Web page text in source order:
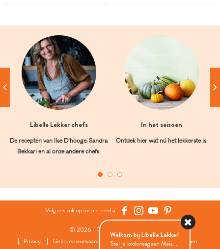
Libelle Lekker chefs
De recepten van Ilse D’hooge, Sandra
Bekkari en al onze andere chefs.
In het seizoen
Ontdek hier wat nú het lekkerste is.
Volg ons ook op sociale media:
© 2026 - Roularta Media Group
Privacy
Gebruiksvoorwaarden Cookies Cookies instellingen
Welkom bij Libelle Lekker!
Stel je kookvraag aan Maia...